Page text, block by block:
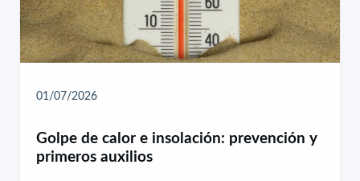
01/07/2026
Golpe de calor e insolación: prevención y
primeros auxilios